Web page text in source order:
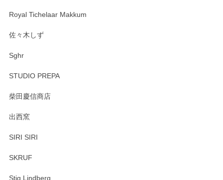
Royal Tichelaar Makkum
佐々木しず
Sghr
STUDIO PREPA
柴田慶信商店
出西窯
SIRI SIRI
SKRUF
Stig Lindberg